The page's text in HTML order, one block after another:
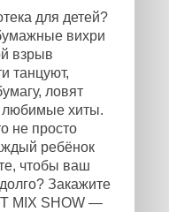
для детей?
вихри
взрыв
танцуют,
ловят
любимые хиты.
не просто
ребёнок
чтобы ваш
Закажите
MIX SHOW —